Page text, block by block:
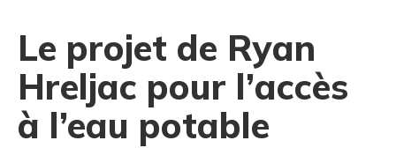
Le projet de Ryan
Hreljac pour l’accès
à l’eau potable